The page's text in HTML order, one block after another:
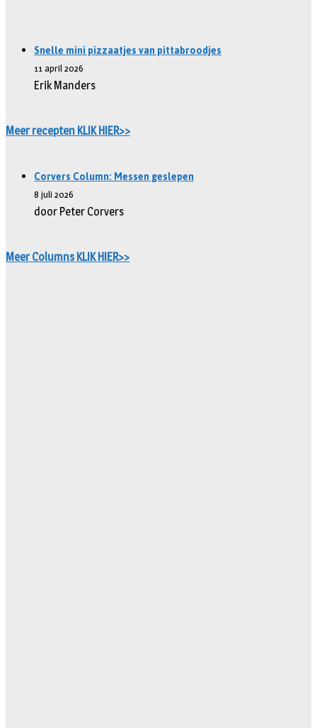
Snelle mini pizzaatjes van pittabroodjes
11 april 2026
Erik Manders
Meer recepten KLIK HIER>>
Corvers Column: Messen geslepen
8 juli 2026
door Peter Corvers
Meer Columns KLIK HIER>>